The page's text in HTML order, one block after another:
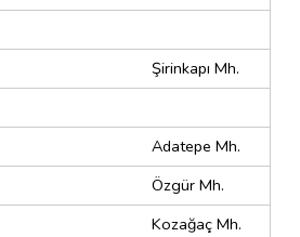
Şirinkapı Mh.
Adatepe Mh.
Özgür Mh.
Kozağaç Mh.